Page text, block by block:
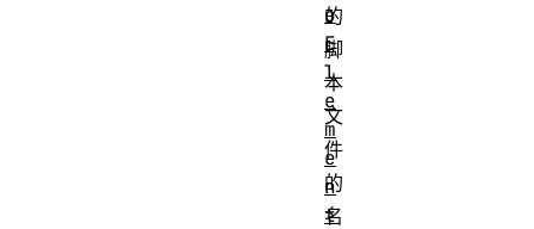
的
脚
本
文
件
的
名
o
E
l
e
m
e
n
t